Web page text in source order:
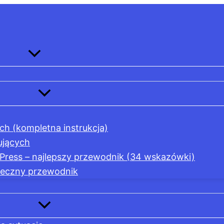
(kompletna instrukcja)
– najlepszy przewodnik (34 wskazówki)
przewodnik